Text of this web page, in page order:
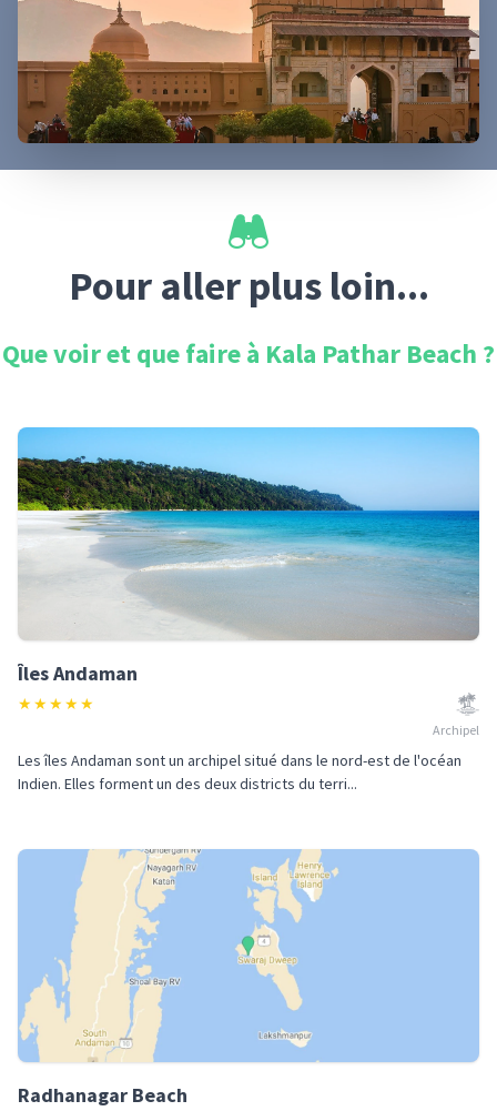
Pour aller plus loin...
Que voir et que faire à Kala Pathar Beach ?
Îles Andaman
★★★★★
Archipel
Les îles Andaman sont un archipel situé dans le nord-est de l'océan
Indien. Elles forment un des deux districts du terri...
Radhanagar Beach